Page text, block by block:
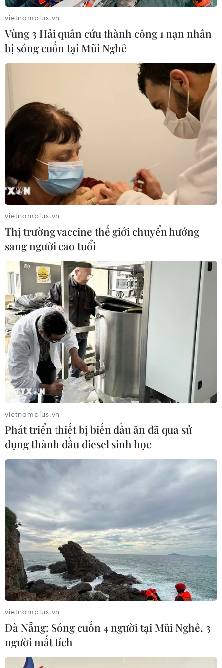
Giới thiệu phim tiểu sử về huyền thoại âm
nhạc Michael Jackson
17/05/2017 08:06
Phim tiểu sử về huyền thoại âm nhạc Michael Jackson,
mang tên "Michael Jackson: Searching for Neverland,"
với sự tham gia của diễn viên Navi trong vai "Vua nhạc
Pop."
vietnamplus.vn
Vùng 3 Hải quân cứu thành công 1 nạn nhân
bị sóng cuốn tại Mũi Nghê
vietnamplus.vn
Thị trường vaccine thế giới chuyển hướng
sang người cao tuổi
vietnamplus.vn
Phát triển thiết bị biến dầu ăn đã qua sử
dụng thành dầu diesel sinh học
vietnamplus.vn
Đà Nẵng: Sóng cuốn 4 người tại Mũi Nghê, 3
người mất tích